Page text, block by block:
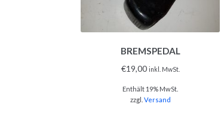
BREMSPEDAL
€19,00 inkl. MwSt.
Enthält 19% MwSt.
zzgl. Versand